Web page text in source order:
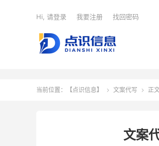
Hi, 请登录 我要注册 找回密码
当前位置： 【点识信息】  文案代写  正
文案